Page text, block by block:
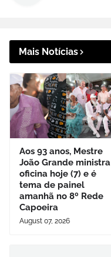
Mais Notícias
Aos 93 anos, Mestre
João Grande ministra
oficina hoje (7) e é
tema de painel
amanhã no 8º Rede
Capoeira
August 07, 2026